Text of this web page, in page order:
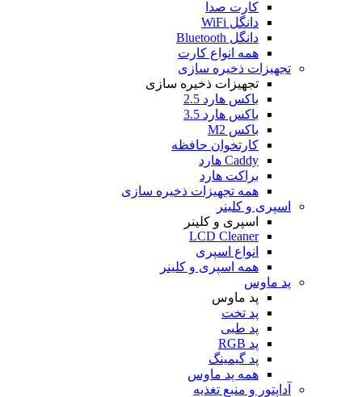
کارت صدا
دانگل WiFi
دانگل Bluetooth
همه انواع کارت
تجهیزات ذخیره سازی
تجهیزات ذخیره سازی
باکس هارد 2.5
باکس هارد 3.5
باکس M2
کارتخوان حافظه
Caddy هارد
براکت هارد
همه تجهیزات ذخیره سازی
اسپری و کلینر
اسپری و کلینر
LCD Cleaner
انواع اسپری
همه اسپری و کلینر
پد ماوس
پد ماوس
پد تخت
پد طبی
پد RGB
پد گیمینگ
همه پد ماوس
آداپتور و منبع تغذیه